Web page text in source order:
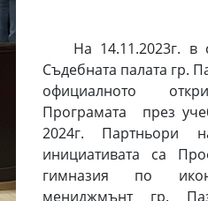
На 14.11.2023г. в
Съдебната палата гр.
официалното
Програмата през
2024г. Партньори
инициативата са
гимназия по
мениджмънт гр.